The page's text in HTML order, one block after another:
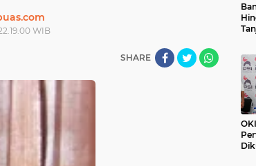
WIB
SHARE